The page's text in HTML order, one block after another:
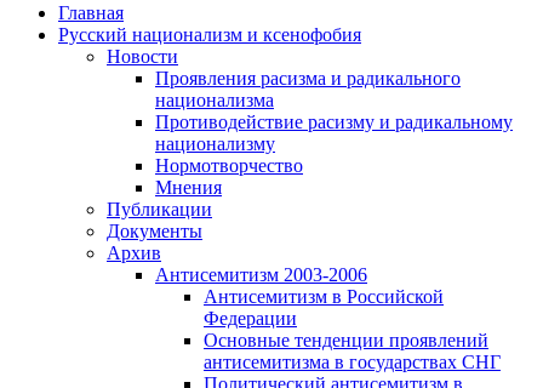
Главная
Русский национализм и ксенофобия
Новости
Проявления расизма и радикального
национализма
Противодействие расизму и радикальному
национализму
Нормотворчество
Мнения
Публикации
Документы
Архив
Антисемитизм 2003-2006
Антисемитизм в Российской
Федерации
Основные тенденции проявлений
антисемитизма в государствах СНГ
Политический антисемитизм в